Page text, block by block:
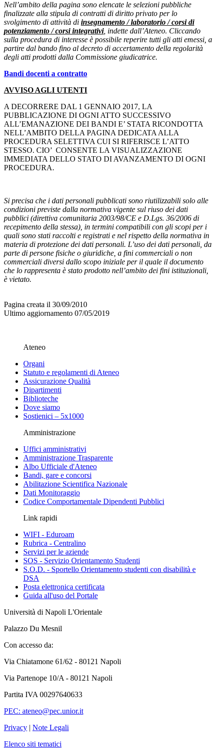
Nell’ambito della pagina sono elencate le selezioni pubbliche
finalizzate alla stipula di contratti di diritto privato per lo
svolgimento di attività di insegnamento / laboratorio / corsi di
potenziamento / corsi integrativi, indette dall’Ateneo. Cliccando
sulla procedura di interesse è possibile reperire tutti gli atti emessi, a
partire dal bando fino al decreto di accertamento della regolarità
degli atti prodotti dalla Commissione giudicatrice.
Bandi docenti a contratto
AVVISO AGLI UTENTI
A DECORRERE DAL 1 GENNAIO 2017, LA
PUBBLICAZIONE DI OGNI ATTO SUCCESSIVO
ALL’EMANAZIONE DEI BANDI E’ STATA RICONDOTTA
NELL’AMBITO DELLA PAGINA DEDICATA ALLA
PROCEDURA SELETTIVA CUI SI RIFERISCE L’ATTO
STESSO. CIO’ CONSENTE LA VISUALIZZAZIONE
IMMEDIATA DELLO STATO DI AVANZAMENTO DI OGNI
PROCEDURA.
Si precisa che i dati personali pubblicati sono riutilizzabili solo alle
condizioni previste dalla normativa vigente sul riuso dei dati
pubblici (direttiva comunitaria 2003/98/CE e D.Lgs. 36/2006 di
recepimento della stessa), in termini compatibili con gli scopi per i
quali sono stati raccolti e registrati e nel rispetto della normativa in
materia di protezione dei dati personali. L’uso dei dati personali, da
parte di persone fisiche o giuridiche, a fini commerciali o non
commerciali diversi dallo scopo iniziale per il quale il documento
che lo rappresenta è stato prodotto nell’ambito dei fini istituzionali,
è vietato.
Pagina creata il 30/09/2010
Ultimo aggiornamento 07/05/2019
Ateneo
Organi
Statuto e regolamenti di Ateneo
Assicurazione Qualità
Dipartimenti
Biblioteche
Dove siamo
Sostienici – 5x1000
Amministrazione
Uffici amministrativi
Amministrazione Trasparente
Albo Ufficiale d'Ateneo
Bandi, gare e concorsi
Abilitazione Scientifica Nazionale
Dati Monitoraggio
Codice Comportamentale Dipendenti Pubblici
Link rapidi
WIFI - Eduroam
Rubrica - Centralino
Servizi per le aziende
SOS - Servizio Orientamento Studenti
S.O.D. - Sportello Orientamento studenti con disabilità e
DSA
Posta elettronica certificata
Guida all'uso del Portale
Università di Napoli L'Orientale
Palazzo Du Mesnil
Con accesso da:
Via Chiatamone 61/62 - 80121 Napoli
Via Partenope 10/A - 80121 Napoli
Partita IVA 00297640633
PEC: ateneo@pec.unior.it
Privacy | Note Legali
Elenco siti tematici